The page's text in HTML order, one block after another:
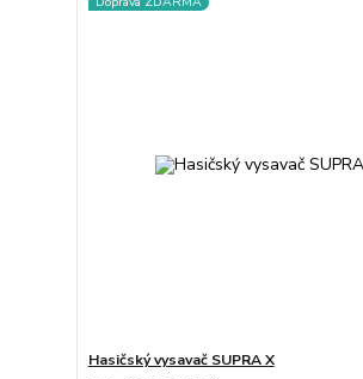
Hasičský vysavač SUPRA X